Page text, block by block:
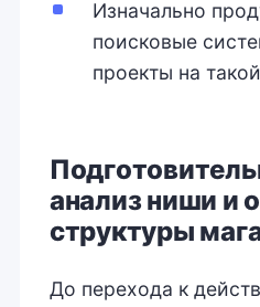
Изначально
поисковые
проекты на
анализ ниши и
структуры
До перехода к